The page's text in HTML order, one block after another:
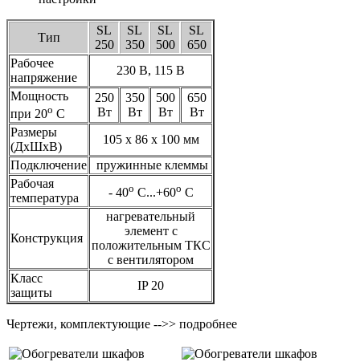
Тип
SL
250
SL
350
SL
500
SL
650
Рабочее
напряжение
230 В, 115 В
Мощность
при 20o С
250
Вт
350
Вт
500
Вт
650
Вт
Размеры
(ДхШхВ)
105 х 86 х 100 мм
Подключение
пружинные клеммы
Рабочая
температура
- 40o С...+60o С
Конструкция
нагревательный
элемент с
положительным ТКС
с вентилятором
Класс
защиты
IP 20
Чертежи, комплектующие -->> подробнее